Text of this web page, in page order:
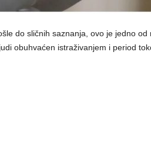
do sličnih saznanja, ovo je jedno
obuhvaćen istraživanjem i period